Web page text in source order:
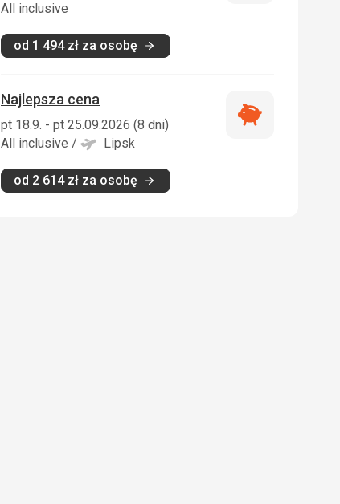
All inclusive
od 1 494zł za osobę
Najlepsza cena
pt 18.9. - pt 25.09.2026 (8 dni)
All inclusive / Lipsk
od 2 614zł za osobę
Najlepsza